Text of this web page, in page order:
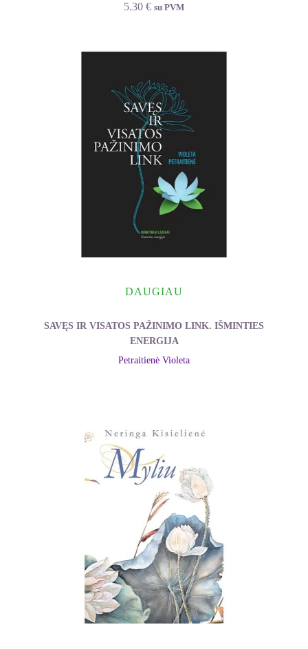
5.30 € su PVM
DAUGIAU
SAVĘS IR VISATOS PAŽINIMO LINK. IŠMINTIES
ENERGIJA
Petraitienė Violeta